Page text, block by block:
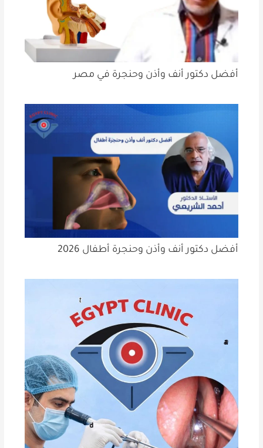
أفضل دكتور أنف وأذن وحنجرة في مصر
أفضل دكتور أنف وأذن وحنجرة أطفال 2026